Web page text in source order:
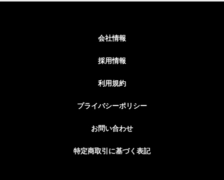
会社情報
採用情報
利用規約
プライバシーポリシー
お問い合わせ
特定商取引に基づく表記